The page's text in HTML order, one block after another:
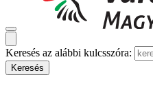
Keresés az alábbi kulcsszóra: